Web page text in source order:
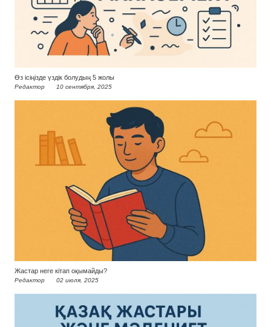
Өз ісіңізде үздік болудың 5 жолы
Редактор 10 сентября, 2025
Жастар неге кітап оқымайды?
Редактор 02 июля, 2025